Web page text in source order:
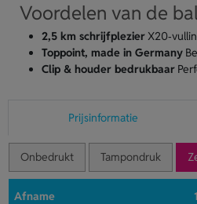
Voordelen van de
2,5 km schrijfplezier
Toppoint, made in Germany
Clip & houder bedrukbaar
Prijsinformatie
Onbedrukt Tampondruk
Afname